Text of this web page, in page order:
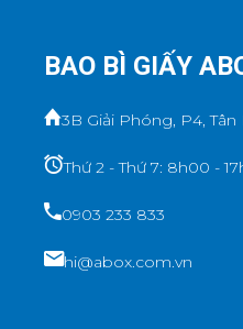
BAO BÌ GIẤY
3B Giải Phóng, P4, Tân
Thứ 2 - Thứ 7: 8h00 -
0903 233 833
hi@abox.com.vn